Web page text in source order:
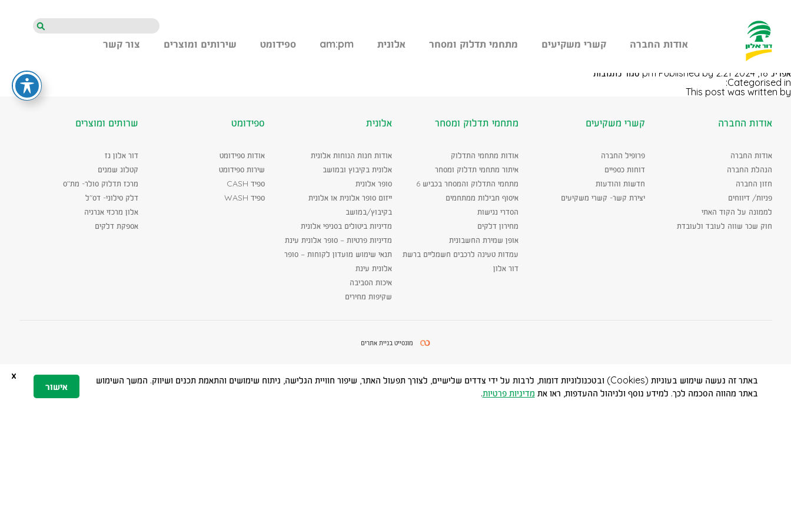
מהיר
לתוכן
הראשי
אודות החברה קשרי משקיעים מתחמי תדלוק ומסחר אלונית am:pm ספידומט שירותים ומוצרים צור קשר
חיפוש
אפריל 18, 2024 2:21 pm
Published by סגור לתגובותעל
Categorised in:
This post was written by
אודות החברה
אודות החברה
הנהלת החברה
חזון החברה
פניות/ דיווחים
לממונה על הקוד האתי
חוק שכר שווה לעובד ולעובדת
קשרי משקיעים
פרופיל החברה
דוחות כספיים
חדשות והודעות
יצירת קשר- קשרי משקיעים
מתחמי תדלוק ומסחר
אודות מתחמי התדלוק
איתור מתחמי תדלוק ומסחר
מתחמי התדלוק והמסחר בכביש 6
איסוף חבילות ממתחמים
הסדרי נגישות
מחירון דלקים
אופן שמירת החשבונית
עמדות טעינה לרכבים חשמליים ברשת
דור אלון
אלונית
אודות חנות הנוחות אלונית
אלונית בקיבוץ ובמושב
סופר אלונית
ייזום סופר אלונית או אלונית
בקיבוץ/במושב
מדיניות ביטולים בסניפי אלונית
מדיניות פרטיות – סופר אלונית עינת
תנאי שימוש מועדון לקוחות – סופר
אלונית עינת
איכות הסביבה
שקיפות מחירים
ספידומט
אודות ספידומט
שירות ספידומט
ספיד CASH
ספיד WASH
שרותים ומוצרים
דור אלון גז
קטלוג שמנים
מרכז תדלוק סולר- מת"ס
דלק סילוני- דס"ל
אלון מרכזי אנרגיה
אספקת דלקים
מונסייט בניית אתרים
x
באתר זה נעשה שימוש בעוגיות (Cookies) ובטכנולוגיות דומות, לרבות על ידי צדדים שלישיים, לצורך תפעול האתר, שיפור חוויית הגלישה, ניתוח שימושים והתאמת תכנים ושיווק. המשך השימוש
באתר מהווה הסכמה לכך. למידע נוסף ולניהול ההעדפות, ראו את מדיניות פרטיות.
אישור